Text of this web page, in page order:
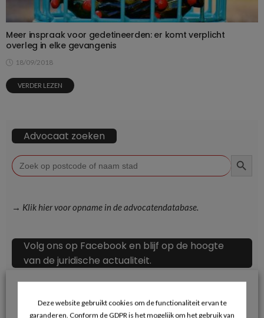
Meer inspraak voor gedetineerden: er komt verplicht
overleg in elke gevangenis
18/09/2018
VERDER LEZEN
Advocaat zoeken
Zoek
naar:
→ Klik hier voor opname in de advocatendatabase.
Volg ons op Facebook en blijf op de hoogte
van de juridische actualiteit.
Deze website gebruikt cookies om de functionaliteit ervan te
garanderen. Conform de GDPR is het mogelijk om het gebruik van